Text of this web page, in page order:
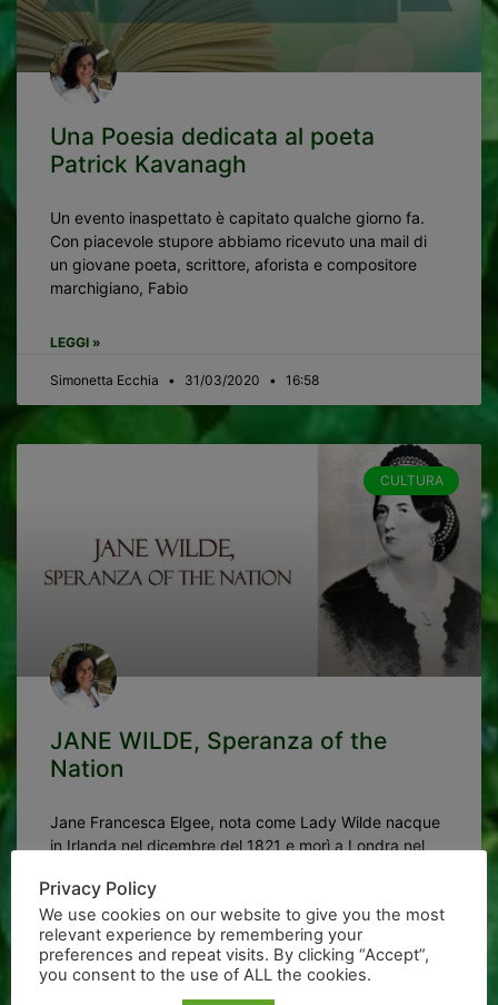
Una Poesia dedicata al poeta
Patrick Kavanagh
Un evento inaspettato è capitato qualche giorno fa.
Con piacevole stupore abbiamo ricevuto una mail di
un giovane poeta, scrittore, aforista e compositore
marchigiano, Fabio
LEGGI »
Simonetta Ecchia 31/03/2020 16:58
CULTURA
JANE WILDE, Speranza of the
Nation
Jane Francesca Elgee, nota come Lady Wilde nacque
in Irlanda nel dicembre del 1821 e morì a Londra nel
LEGGI »
Simonetta Ecchia 13/09/2018 17:02
Privacy Policy
We use cookies on our website to give you the most
relevant experience by remembering your
preferences and repeat visits. By clicking “Accept”,
you consent to the use of ALL the cookies.